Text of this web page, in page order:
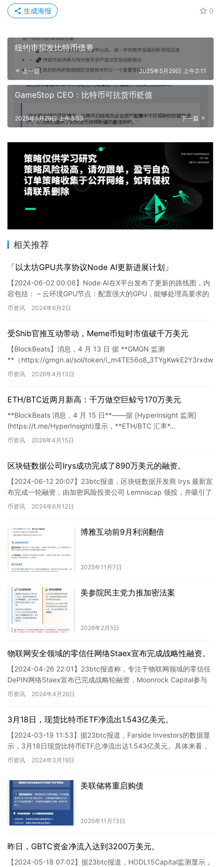
0
生成海报
纽约市拟发比特币债券
上一篇 2025年5月29日 上午3:11
GameStop CEO：比特币可抗货币贬值
下一篇
2025年5月29日 上午3:53
相关推荐
「以太坊GPU共享协议Node AI更新进展计划」
【2024-06-02 00:06】Node AI在X平台发布了更新的路线图，内
容包括： – 云环境GPU节点：配置强大的GPU，能够处理高要求的
AI任务；&#8211…
币资讯 2024年6月2日
受Shib官推互动带动，Meme币短时市值破千万美元
【BlockBeats】消息，4 月 13 日 据 **GMGN 监测
**（https://gmgn.ai/sol/token/i_m4TE56o8_3TYgKwkE2Y3rxdw
…
币资讯 2026年4月13日
ETH/BTC近两月新高：千万做空巨鲸亏170万美元
**BlockBeats 消息，4 月 15 日**——据 [Hyperinsight 监测]
(https://t.me/HyperInsight)显示，**ETH/BTC 汇率*…
币资讯 2026年4月15日
区块链数据公司Irys成功完成了890万美元的融资。
【2024-06-12 20:07】23btc报道，区块链数据开发商 Irys 最新宣
布完成一轮融资，由加密风险投资公司 Lemniscap 领投，并吸引了
Framework、P…
币资讯 2024年6月12日
博雅互动前9月利润翻倍
2025年11月7日
美参院民主党力推加密法案
2026年2月5日
物联网安全领域的零信任网络Staex宣布完成战略性融资。
【2024-04-26 22:01】23btc报道称，专注于物联网领域的零信任
DePIN网络Staex宣布已完成战略轮融资，Moonrock Capital参与
投资。具体的融资金额…
币资讯 2024年4月26日
3月18日，现货比特币ETF净流出1.543亿美元。
【2024-03-19 11:53】据23btc报道，Farside Investors的数据显
示，3月18日现货比特币ETF总净流出达1.543亿美元。具体来看，
IBIT为451…
币资讯 2024年3月19日
美联储将重启购债
2025年11月13日
昨日，GBTC资金净流入达到3200万美元。
【2024-05-18 07:02】据23btc报道，HODL15Capital监测显示，